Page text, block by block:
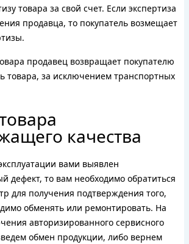
товара за свой счет. Если экспертиза
продавца, то покупатель возмещает
продавец возвращает покупателю
товара, за исключением транспортных
качества
вами выявлен
дефект, то вам необходимо обратиться
для получения подтверждения того,
обменять или ремонтировать. На
авторизированного сервисного
обмен продукции, либо вернем